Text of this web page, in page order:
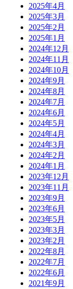
2025年4月
2025年3月
2025年2月
2025年1月
2024年12月
2024年11月
2024年10月
2024年9月
2024年8月
2024年7月
2024年6月
2024年5月
2024年4月
2024年3月
2024年2月
2024年1月
2023年12月
2023年11月
2023年9月
2023年6月
2023年5月
2023年3月
2023年2月
2022年8月
2022年7月
2022年6月
2021年9月